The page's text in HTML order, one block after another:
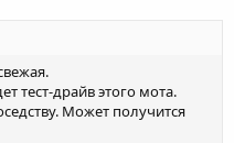
еще не очень много и они
исправится, тем более
вряд ли останется
CRF250Rally, но цена в 490
и 1 циллиндр
тест-драйв этого мота.
Может получится